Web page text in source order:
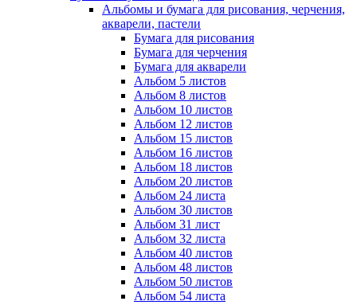
Альбомы и бумага для рисования, черчения,
акварели, пастели
Бумага для рисования
Бумага для черчения
Бумага для акварели
Альбом 5 листов
Альбом 8 листов
Альбом 10 листов
Альбом 12 листов
Альбом 15 листов
Альбом 16 листов
Альбом 18 листов
Альбом 20 листов
Альбом 24 листа
Альбом 30 листов
Альбом 31 лист
Альбом 32 листа
Альбом 40 листов
Альбом 48 листов
Альбом 50 листов
Альбом 54 листа